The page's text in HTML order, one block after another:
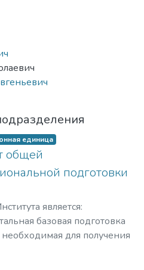
единица
общей
подготовки
является:
базовая подготовка
необходимая для получения